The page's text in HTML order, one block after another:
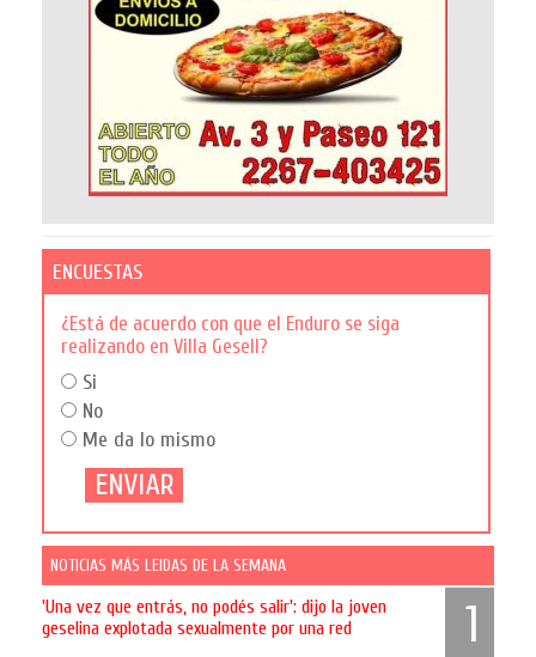
ENCUESTAS
¿Está de acuerdo con que el Enduro se siga
realizando en Villa Gesell?
Si
No
Me da lo mismo
NOTICIAS MÁS LEIDAS DE LA SEMANA
'Una vez que entrás, no podés salir': dijo la joven
geselina explotada sexualmente por una red
1